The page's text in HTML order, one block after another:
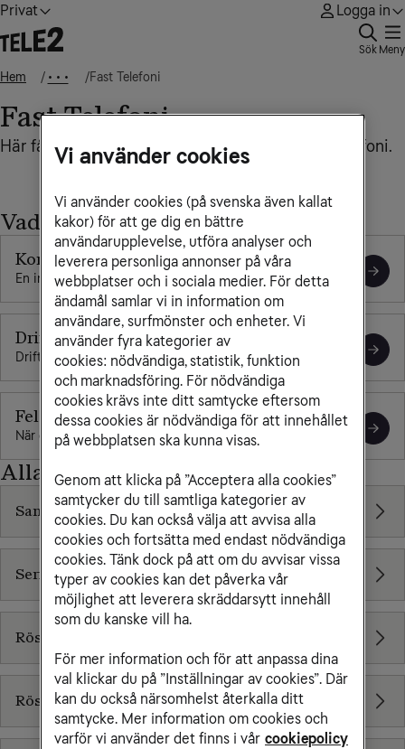
Privat Logga in
Sök Meny
Hem • • • Fast Telefoni
Fast Telefoni
Här får du all hjälp du behöver som gäller fast telefoni.
Vad behöver du hjälp med?
Kom igång
En installationsguide för just dina tjänster och utrustningar.
Driftinformation
Driftstatus i våra nät
Felsök och felanmäla
När din tjänst inte fungerar
Alla artiklar
Samtalstjänster
Seriekopplat telefonjack
Röstbrevlåda för fast telefoni via bredband
Röstbrevlåda för fast telefoni via telejacket
Vi använder cookies
Vi använder cookies (på svenska även kallat
kakor) för att ge dig en bättre
användarupplevelse, utföra analyser och
leverera personliga annonser på våra
webbplatser och i sociala medier. För detta
ändamål samlar vi in information om
användare, surfmönster och enheter. Vi
använder fyra kategorier av
cookies: nödvändiga, statistik, funktion
och marknadsföring. För nödvändiga
cookies krävs inte ditt samtycke eftersom
dessa cookies är nödvändiga för att innehållet
på webbplatsen ska kunna visas.
Genom att klicka på ”Acceptera alla cookies”
samtycker du till samtliga kategorier av
cookies. Du kan också välja att avvisa alla
cookies och fortsätta med endast nödvändiga
cookies. Tänk dock på att om du avvisar vissa
typer av cookies kan det påverka vår
möjlighet att leverera skräddarsytt innehåll
som du kanske vill ha.
För mer information och för att anpassa dina
val klickar du på ”Inställningar av cookies”. Där
kan du också närsomhelst återkalla ditt
samtycke. Mer information om cookies och
varför vi använder det finns i vår cookiepolicy